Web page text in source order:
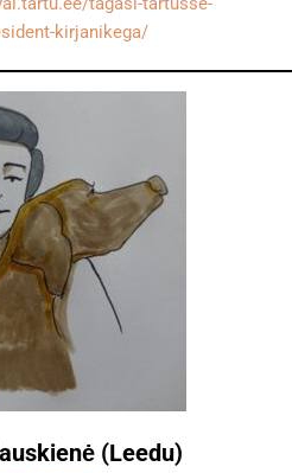
kirjanikega/
(Leedu)